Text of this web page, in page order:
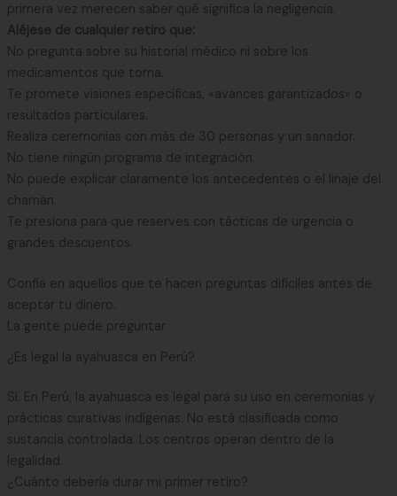
primera vez merecen saber qué significa la negligencia.
Aléjese de cualquier retiro que:
No pregunta sobre su historial médico ni sobre los
medicamentos que toma.
Te promete visiones específicas, «avances garantizados» o
resultados particulares.
Realiza ceremonias con más de 30 personas y un sanador.
No tiene ningún programa de integración.
No puede explicar claramente los antecedentes o el linaje del
chamán.
Te presiona para que reserves con tácticas de urgencia o
grandes descuentos.
Confía en aquellos que te hacen preguntas difíciles antes de
aceptar tu dinero.
La gente puede preguntar
¿Es legal la ayahuasca en Perú?
Sí. En Perú, la ayahuasca es legal para su uso en ceremonias y
prácticas curativas indígenas. No está clasificada como
sustancia controlada. Los centros operan dentro de la
legalidad.
¿Cuánto debería durar mi primer retiro?